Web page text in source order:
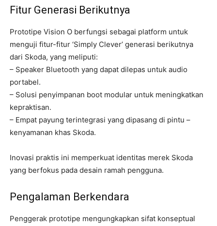
Fitur Generasi Berikutnya
Prototipe Vision O berfungsi sebagai platform untuk
menguji fitur-fitur ‘Simply Clever’ generasi berikutnya
dari Skoda, yang meliputi:
– Speaker Bluetooth yang dapat dilepas untuk audio
portabel.
– Solusi penyimpanan boot modular untuk meningkatkan
kepraktisan.
– Empat payung terintegrasi yang dipasang di pintu –
kenyamanan khas Skoda.
Inovasi praktis ini memperkuat identitas merek Skoda
yang berfokus pada desain ramah pengguna.
Pengalaman Berkendara
Penggerak prototipe mengungkapkan sifat konseptual